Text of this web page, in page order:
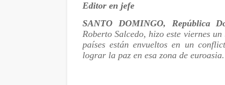
Editor en jefe
SANTO DOMINGO, República
Roberto Salcedo, hizo este viernes
países están envueltos en un
lograr la paz en esa zona de euroasia.